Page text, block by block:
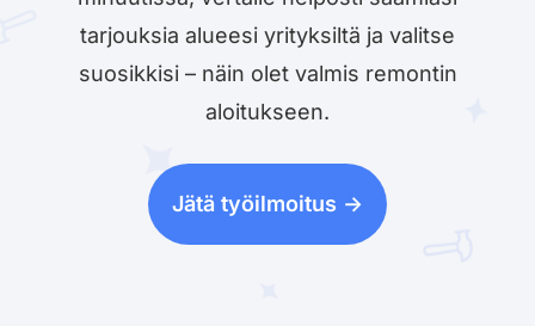
tarjouksia alueesi yrityksiltä ja valitse
suosikkisi – näin olet valmis remontin
aloitukseen.
Jätä työilmoitus ->